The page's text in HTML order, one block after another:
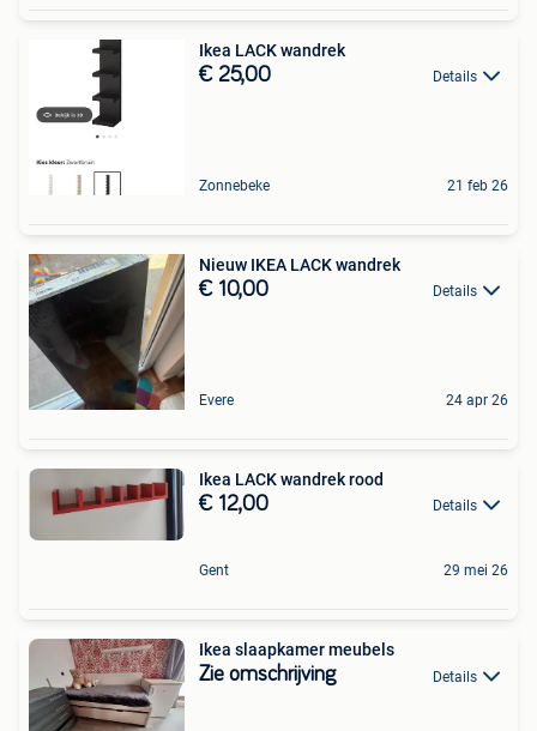
Ikea LACK wandrek
€ 25,00 Details
Zonnebeke 21 feb 26
Nieuw IKEA LACK wandrek
€ 10,00 Details
Evere 24 apr 26
Ikea LACK wandrek rood
€ 12,00 Details
Gent 29 mei 26
Ikea slaapkamer meubels
Zie omschrijving Details